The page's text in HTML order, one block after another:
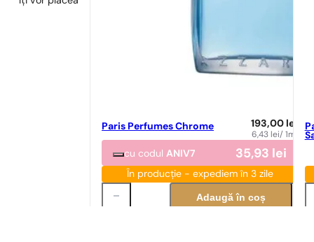
Paris Perfumes Chrome 193,00 lei
6,43 lei/ 1ml
cu codulANIV7 35,93 lei
În producție - expediem în 3 zile
Adaugă în coș